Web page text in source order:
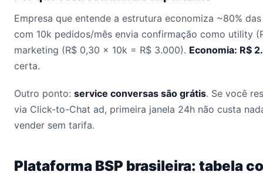
Empresa que entende a estrutura economiza ~80%
com 10k pedidos/mês envia confirmação como utility
marketing (R$ 0,30 × 10k = R$ 3.000). Economia: R$
certa.
Outro ponto: service conversas são grátis. Se você
via Click-to-Chat ad, primeira janela 24h não custa
vender sem tarifa.
Plataforma BSP brasileira: tabela